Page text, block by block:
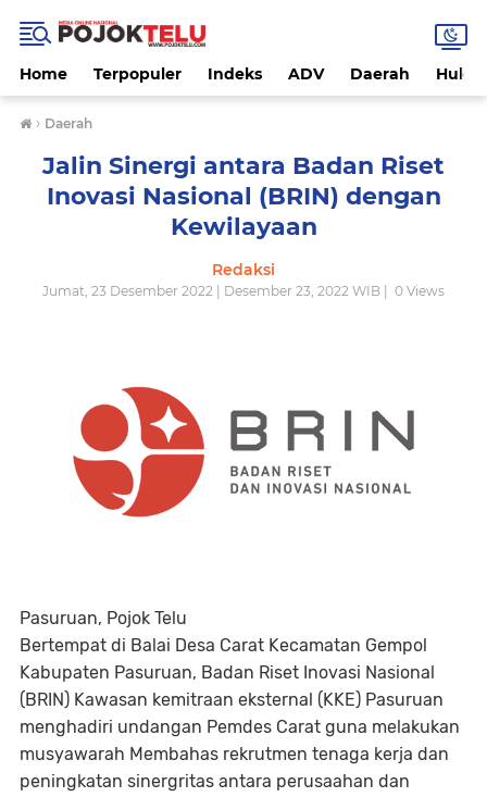
Home Terpopuler Indeks ADV Daerah
› Daerah
Jalin Sinergi antara Badan Riset
Inovasi Nasional (BRIN) dengan
Kewilayaan
Redaksi
Jumat, 23 Desember 2022 | Desember 23, 2022 WIB | 0 Views
Pasuruan, Pojok Telu
Bertempat di Balai Desa Carat Kecamatan Gempol
Kabupaten Pasuruan, Badan Riset Inovasi Nasional
(BRIN) Kawasan kemitraan eksternal (KKE) Pasuruan
menghadiri undangan Pemdes Carat guna melakukan
musyawarah Membahas rekrutmen tenaga kerja dan
peningkatan sinergritas antara perusaahan dan